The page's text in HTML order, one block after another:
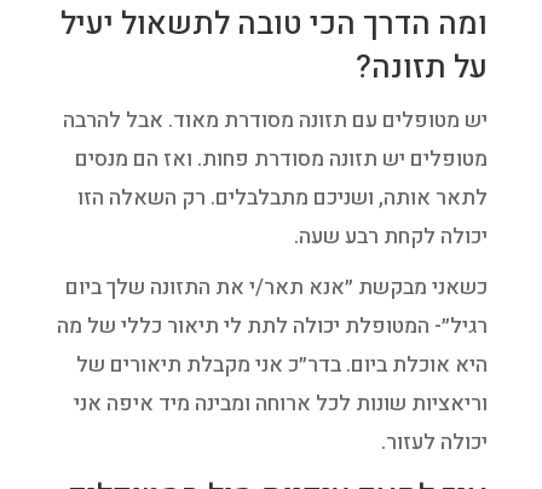
ומה הדרך הכי טובה לתשאול יעיל
על תזונה?
יש מטופלים עם תזונה מסודרת מאוד. אבל להרבה
מטופלים יש תזונה מסודרת פחות. ואז הם מנסים
לתאר אותה, ושניכם מתבלבלים. רק השאלה הזו
יכולה לקחת רבע שעה.
כשאני מבקשת ״אנא תאר/י את התזונה שלך ביום
רגיל״- המטופלת יכולה לתת לי תיאור כללי של מה
היא אוכלת ביום. בדר״כ אני מקבלת תיאורים של
וריאציות שונות לכל ארוחה ומבינה מיד איפה אני
יכולה לעזור.